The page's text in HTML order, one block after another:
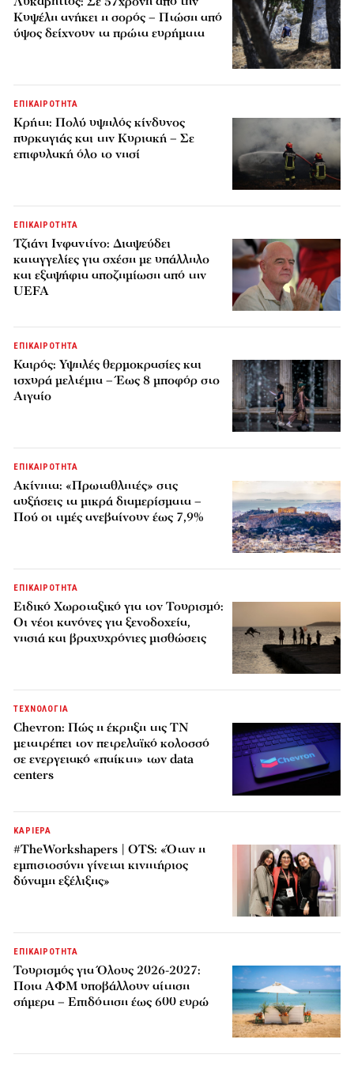
Κυψέλη ανήκει η σορός – Πτώση από
ύψος δείχνουν τα πρώτα ευρήματα
ΕΠΙΚΑΙΡΟΤΗΤΑ
Κρήτη: Πολύ υψηλός κίνδυνος
πυρκαγιάς και την Κυριακή – Σε
επιφυλακή όλο το νησί
ΕΠΙΚΑΙΡΟΤΗΤΑ
Τζιάνι Ινφαντίνο: Διαψεύδει
καταγγελίες για σχέση με υπάλληλο
και εξαψήφια αποζημίωση από την
UEFA
ΕΠΙΚΑΙΡΟΤΗΤΑ
Καιρός: Υψηλές θερμοκρασίες και
ισχυρά μελτέμια – Έως 8 μποφόρ στο
Αιγαίο
ΕΠΙΚΑΙΡΟΤΗΤΑ
Ακίνητα: «Πρωταθλητές» στις
αυξήσεις τα μικρά διαμερίσματα –
Πού οι τιμές ανεβαίνουν έως 7,9%
ΕΠΙΚΑΙΡΟΤΗΤΑ
Ειδικό Χωροταξικό για τον Τουρισμό:
Οι νέοι κανόνες για ξενοδοχεία,
νησιά και βραχυχρόνιες μισθώσεις
ΤΕΧΝΟΛΟΓΙΑ
Chevron: Πώς η έκρηξη της ΤΝ
μετατρέπει τον πετρελαϊκό κολοσσό
σε ενεργειακό «παίκτη» των data
centers
ΚΑΡΙΕΡΑ
#TheWorkshapers | OTS: «Όταν η
εμπιστοσύνη γίνεται κινητήριος
δύναμη εξέλιξης»
ΕΠΙΚΑΙΡΟΤΗΤΑ
Τουρισμός για Όλους 2026-2027:
Ποια ΑΦΜ υποβάλλουν αίτηση
σήμερα – Επιδότηση έως 600 ευρώ